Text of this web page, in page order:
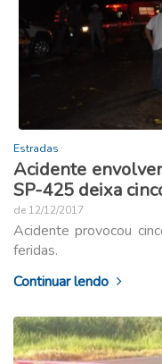
Estradas
Acidente
SP-425 deixa
de 12/12/2017
Acidente provocou
feridas.
Continuar lendo